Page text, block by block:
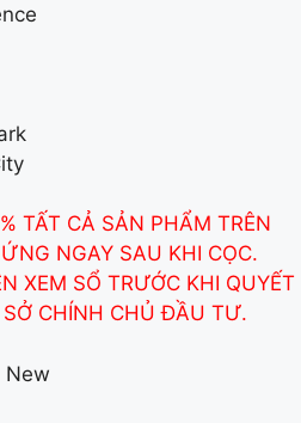
TẤT CẢ SẢN PHẨM TRÊN
NGAY SAU KHI CỌC.
XEM SỔ TRƯỚC KHI QUYẾT
CHÍNH CHỦ ĐẦU TƯ.